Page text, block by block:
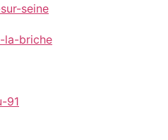
seine
la-briche
91